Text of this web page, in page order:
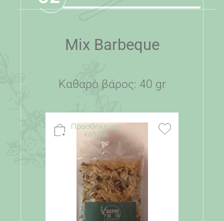
Mix Barbeque
Καθαρό βάρος: 40 gr
Προσθήκη στο
καλάθι